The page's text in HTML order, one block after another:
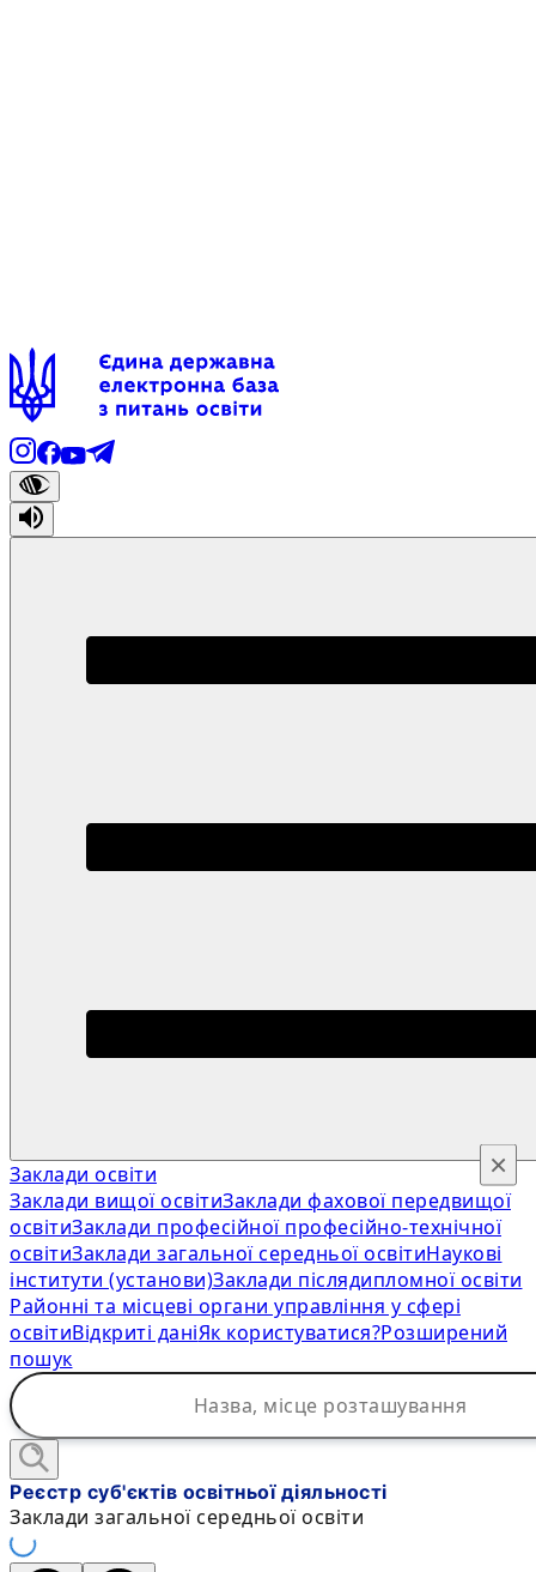
Заклади освіти
Заклади вищої освітиЗаклади фахової передвищої
освітиЗаклади професійної професійно-технічної
освітиЗаклади загальної середньої освітиНаукові
інститути (установи)Заклади післядипломної освіти
Районні та місцеві органи управління у сфері
освітиВідкриті даніЯк користуватися?Розширений
пошук
×
Реєстр суб'єктів освітньої діяльності
Заклади загальної середньої освіти